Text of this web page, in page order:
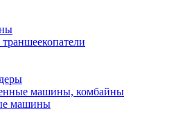
машины, комбайны
машины